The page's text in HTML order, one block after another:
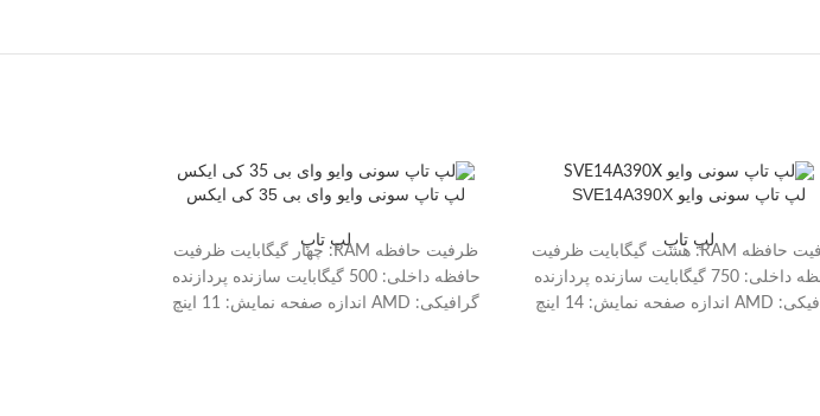
لپ تاپ سونی وایو SVE14A390X
لپ تاپ
ظرفیت حافظه RAM: هشت گیگابایت ظرفیت
حافظه داخلی: 750 گیگابایت سازنده پردازنده
گرافیکی: AMD اندازه صفحه نمایش: 14 اینچ
لپ تاپ سونی وایو وای بی 35 کی ایکس
لپ تاپ
ظرفیت حافظه RAM: چهار گیگابایت ظرفیت
حافظه داخلی: 500 گیگابایت سازنده پردازنده
گرافیکی: AMD اندازه صفحه نمایش: 11 اینچ